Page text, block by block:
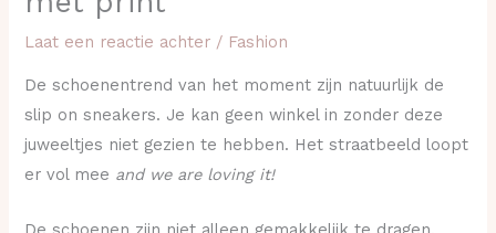
Laat een reactie achter / Fashion
De schoenentrend van het moment zijn natuurlijk de
slip on sneakers. Je kan geen winkel in zonder deze
juweeltjes niet gezien te hebben. Het straatbeeld loopt
er vol mee and we are loving it!